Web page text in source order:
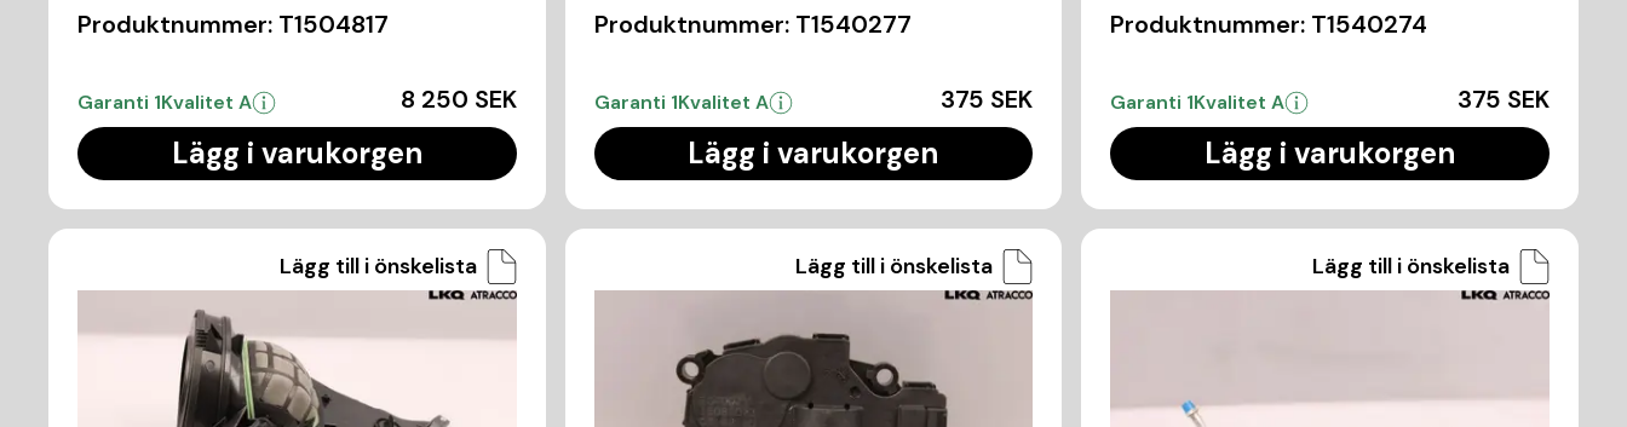
Produktnummer: T1504817
Garanti 1Kvalitet A 8 250 SEK
Lägg i varukorgen
Produktnummer: T1540277
Garanti 1Kvalitet A 375 SEK
Lägg i varukorgen
Produktnummer: T1540274
Garanti 1Kvalitet A 375 SEK
Lägg i varukorgen
Lägg till i önskelista Lägg till i önskelista Lägg till i önskelista